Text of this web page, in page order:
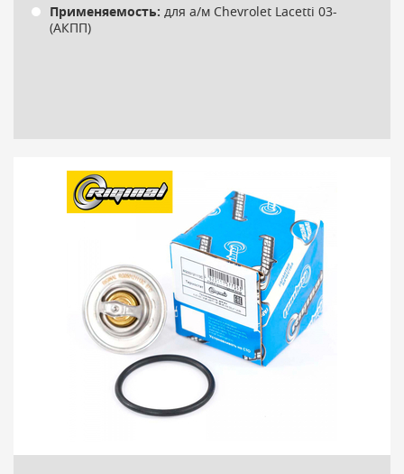
Применяемость: для а/м Chevrolet Lacetti 03-
(АКПП)